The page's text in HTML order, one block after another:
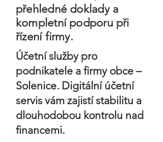
přehledné doklady a
kompletní podporu při
řízení firmy.
Účetní služby pro
podnikatele a firmy obce –
Solenice. Digitální účetní
servis vám zajistí stabilitu a
dlouhodobou kontrolu nad
financemi.